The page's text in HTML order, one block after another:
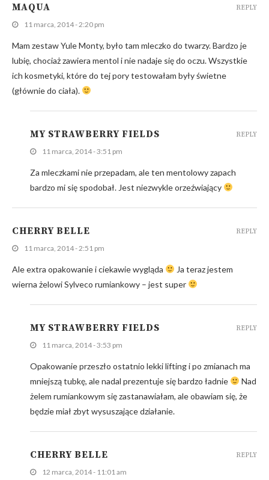
MAQUA
11 marca, 2014 - 2:20 pm
Mam zestaw Yule Monty, było tam mleczko do twarzy. Bardzo je
lubię, chociaż zawiera mentol i nie nadaje się do oczu. Wszystkie
ich kosmetyki, które do tej pory testowałam były świetne
(głównie do ciała).
REPLY
MY STRAWBERRY FIELDS
11 marca, 2014 - 3:51 pm
Za mleczkami nie przepadam, ale ten mentolowy zapach
bardzo mi się spodobał. Jest niezwykle orzeźwiający
REPLY
CHERRY BELLE
11 marca, 2014 - 2:51 pm
Ale extra opakowanie i ciekawie wygląda
Ja teraz jestem
wierna żelowi Sylveco rumiankowy – jest super
REPLY
MY STRAWBERRY FIELDS
11 marca, 2014 - 3:53 pm
Opakowanie przeszło ostatnio lekki lifting i po zmianach ma
mniejszą tubkę, ale nadal prezentuje się bardzo ładnie
Nad
żelem rumiankowym się zastanawiałam, ale obawiam się, że
będzie miał zbyt wysuszające działanie.
REPLY
CHERRY BELLE
12 marca, 2014 - 11:01 am
REPLY